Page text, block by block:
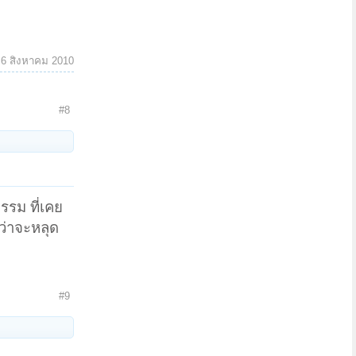
6 สิงหาคม 2010
#8
รม ที่เคย
าจะหลุด
#9